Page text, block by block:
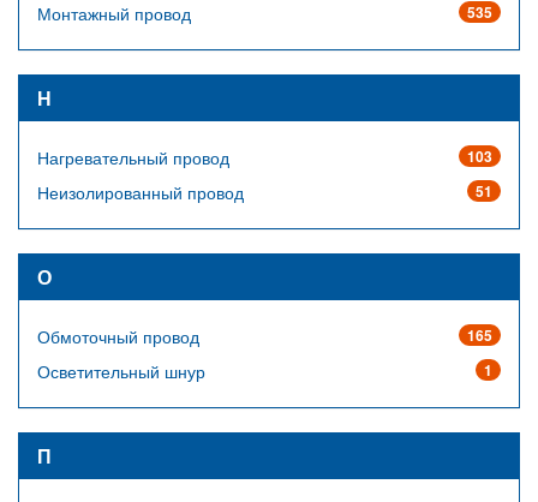
535
Монтажный провод
Н
103
Нагревательный провод
51
Неизолированный провод
О
165
Обмоточный провод
1
Осветительный шнур
П